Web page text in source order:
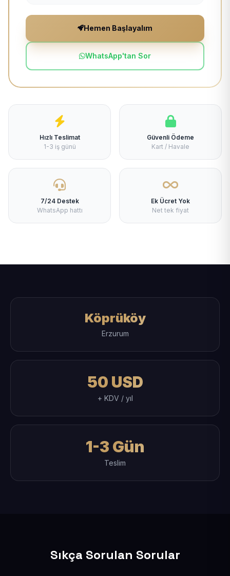
Hemen Başlayalım
WhatsApp'tan Sor
Hızlı Teslimat
1-3 iş günü
Güvenli Ödeme
Kart / Havale
7/24 Destek
WhatsApp hattı
Ek Ücret Yok
Net tek fiyat
Köprüköy
Erzurum
50 USD
+ KDV / yıl
1-3 Gün
Teslim
Sıkça Sorulan Sorular